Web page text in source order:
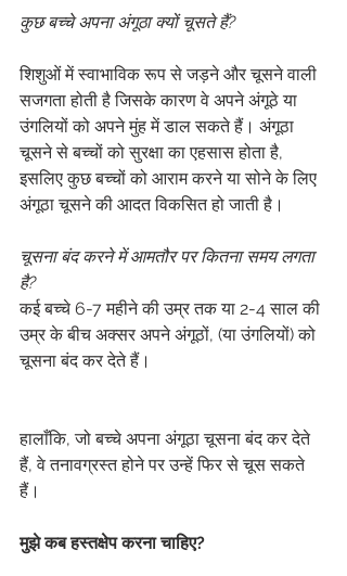
कुछ बच्चे अपना अंगूठा क्यों चूसते हैं?
शिशुओं में स्वाभाविक रूप से जड़ने और चूसने वाली
सजगता होती है जिसके कारण वे अपने अंगूठे या
उंगलियों को अपने मुंह में डाल सकते हैं। अंगूठा
चूसने से बच्चों को सुरक्षा का एहसास होता है,
इसलिए कुछ बच्चों को आराम करने या सोने के लिए
अंगूठा चूसने की आदत विकसित हो जाती है।
चूसना बंद करने में आमतौर पर कितना समय लगता
है?
कई बच्चे 6-7 महीने की उम्र तक या 2-4 साल की
उम्र के बीच अक्सर अपने अंगूठों, (या उंगलियों) को
चूसना बंद कर देते हैं।
हालाँकि, जो बच्चे अपना अंगूठा चूसना बंद कर देते
हैं, वे तनावग्रस्त होने पर उन्हें फिर से चूस सकते
हैं।
मुझे कब हस्तक्षेप करना चाहिए?